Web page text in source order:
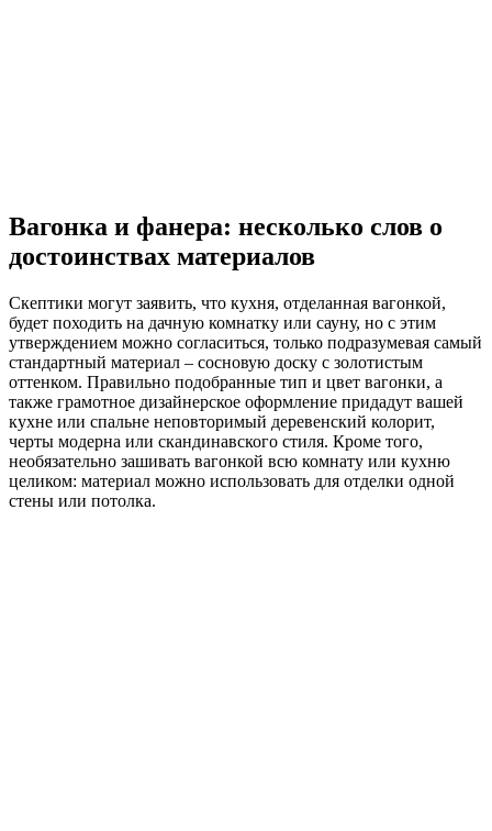
Вагонка и фанера: несколько слов о
достоинствах материалов
Скептики могут заявить, что кухня, отделанная вагонкой,
будет походить на дачную комнатку или сауну, но с этим
утверждением можно согласиться, только подразумевая самый
стандартный материал – сосновую доску с золотистым
оттенком. Правильно подобранные тип и цвет вагонки, а
также грамотное дизайнерское оформление придадут вашей
кухне или спальне неповторимый деревенский колорит,
черты модерна или скандинавского стиля. Кроме того,
необязательно зашивать вагонкой всю комнату или кухню
целиком: материал можно использовать для отделки одной
стены или потолка.